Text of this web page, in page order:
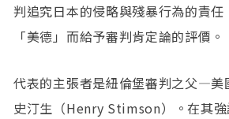
判追究日本的侵略與殘暴行為的責
「美德」而給予審判肯定論的評價。
代表的主張者是紐倫堡審判之父—美
史汀生（Henry Stimson）。在其